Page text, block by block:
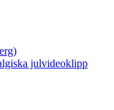
julvideoklipp